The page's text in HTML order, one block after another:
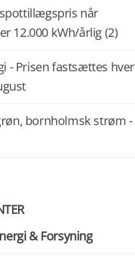
når
12.000 kWh/årlig (2)
- Prisen fastsættes hver
bornholmsk strøm -
& Forsyning